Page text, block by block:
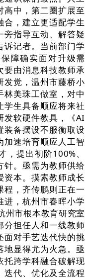
高中，第二圈扩展至
，建立更适配学生
旁指导互动、解答疑
诉记者。当前部门学
障确实面对升级需
要由消息科技教师承
发觉，温州市藤桥小
美珠工做室，对中
学生具备顺应将来社
发软硬件教具，《AI
装备摆设不服衡取设
加速培育顺应人工智
提出初阶100%、
针。亟需为教师供给
资本。摸索教师成长
程，齐传鹏则正在一
进，杭州市春晖小学
州市根本教育研究室
分担任人和一线教师
面对手艺迭代快的挑
地显得尤为火急。亟
托跨学科融合破解现
迭代、优化及全流程